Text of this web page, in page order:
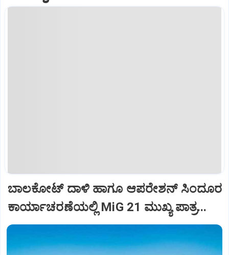
ಬಾಲಕೋಟ್‌ ದಾಳಿ ಹಾಗೂ ಆಪರೇಶನ್‌ ಸಿಂದೂರ
ಕಾರ್ಯಾಚರಣೆಯಲ್ಲಿ MiG 21 ಮುಖ್ಯ ಪಾತ್ರ...